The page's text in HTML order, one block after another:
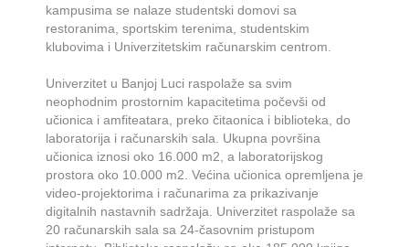
kampusima se nalaze studentski domovi sa
restoranima, sportskim terenima, studentskim
klubovima i Univerzitetskim računarskim centrom.
Univerzitet u Banjoj Luci raspolaže sa svim
neophodnim prostornim kapacitetima počevši od
učionica i amfiteatara, preko čitaonica i biblioteka, do
laboratorija i računarskih sala. Ukupna površina
učionica iznosi oko 16.000 m2, a laboratorijskog
prostora oko 10.000 m2. Većina učionica opremljena je
video-projektorima i računarima za prikazivanje
digitalnih nastavnih sadržaja. Univerzitet raspolaže sa
20 računarskih sala sa 24-časovnim pristupom